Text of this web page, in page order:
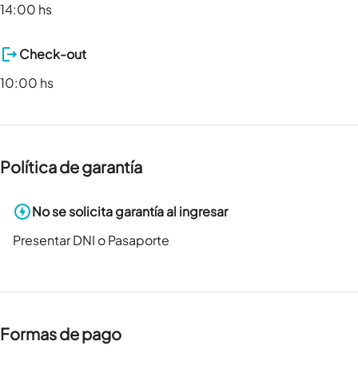
14:00 hs
Check-out
10:00 hs
Política de garantía
No se solicita garantía al ingresar
Presentar DNI o Pasaporte
Formas de pago